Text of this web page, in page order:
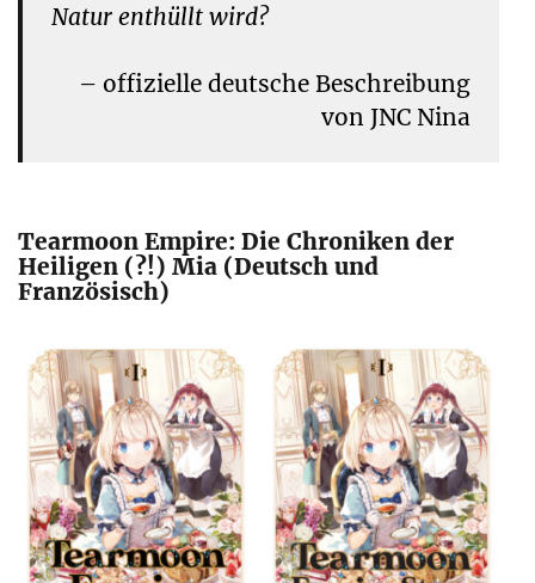
Natur enthüllt wird?
– offizielle deutsche Beschreibung
von JNC Nina
Tearmoon Empire: Die Chroniken der
Heiligen (?!) Mia (Deutsch und
Französisch)